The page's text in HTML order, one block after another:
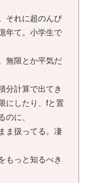
それに超のんび
年て。小学生で
無限とか平気だ
分計算で出てき
にしたり、fと置
のに、
ま扱ってる。凄
もっと知るべき